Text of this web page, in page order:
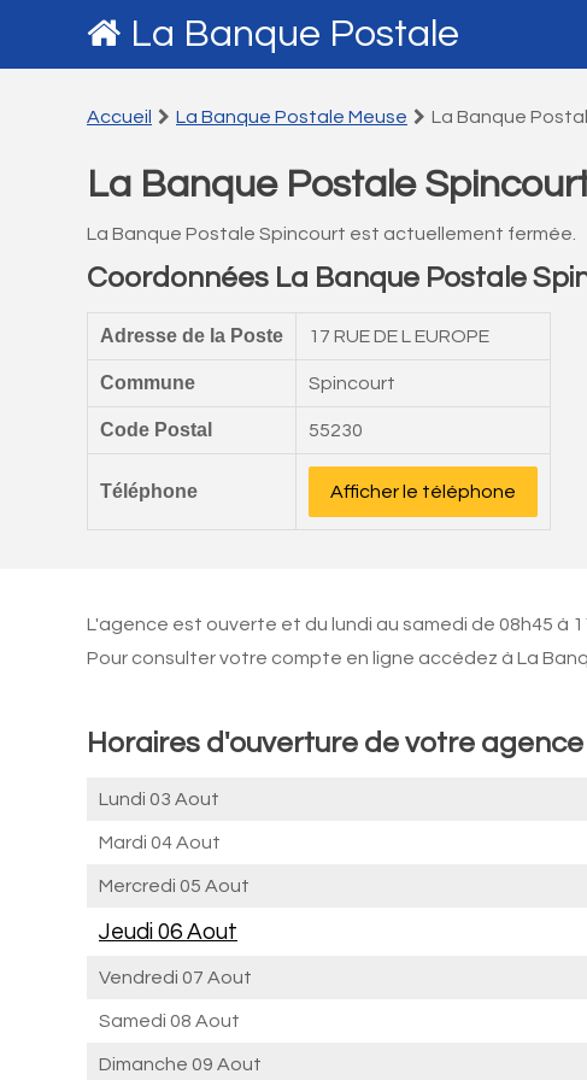
La Banque Postale
Accueil La Banque Postale Meuse La Banque
La Banque Postale
La Banque Postale Spincourt est actuellement fermée.
Coordonnées La Banque Postale
Adresse de la Poste 17 RUE DE L EUROPE
Commune Spincourt
Code Postal 55230
Téléphone Afficher le téléphone
L'agence est ouverte et du lundi au samedi de 08h45 à
Pour consulter votre compte en ligne accédez à La
Horaires d'ouverture de votre
Lundi 03 Aout
Mardi 04 Aout
Mercredi 05 Aout
Jeudi 06 Aout
Vendredi 07 Aout
Samedi 08 Aout
Dimanche 09 Aout